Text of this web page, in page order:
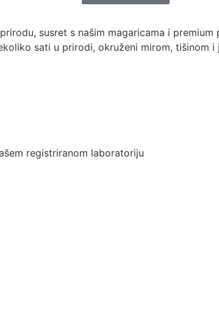
susret s našim magaricama i
sati u prirodi, okruženi mirom, tišinom
registriranom laboratoriju